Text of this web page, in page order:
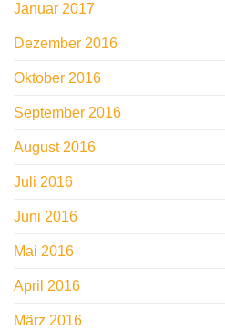
Januar 2017
Dezember 2016
Oktober 2016
September 2016
August 2016
Juli 2016
Juni 2016
Mai 2016
April 2016
März 2016